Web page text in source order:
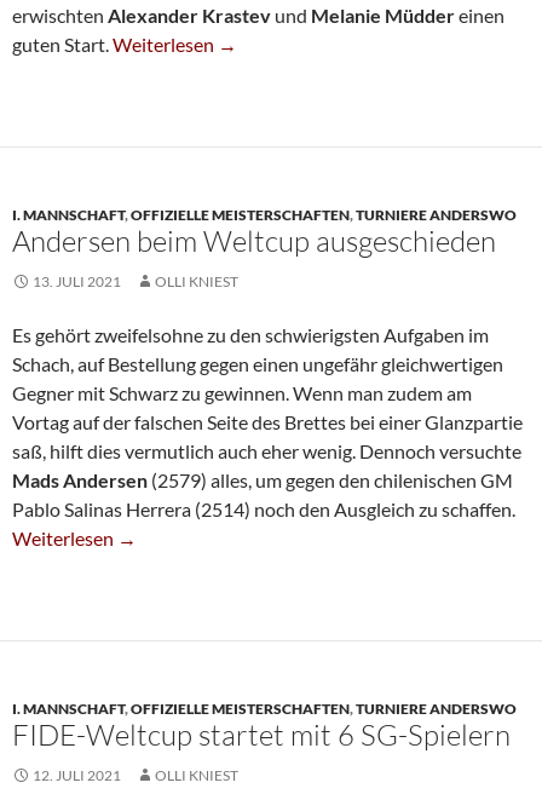
erwischten Alexander Krastev und Melanie Müddereinen
guten Start.Guter Start Für Krastev Und Müdder In Dortmund
Weiterlesen →
I. MANNSCHAFT,OFFIZIELLE MEISTERSCHAFTEN,TURNIERE ANDERSWO
Andersen beim Weltcup ausgeschieden
13. JULI 2021 OLLI KNIEST
Es gehört zweifelsohne zu den schwierigsten Aufgaben im
Schach, auf Bestellung gegen einen ungefähr gleichwertigen
Gegner mit Schwarz zu gewinnen. Wenn man zudem am
Vortag auf der falschen Seite des Brettes bei einer Glanzpartie
saß, hilft dies vermutlich auch eher wenig. Dennoch versuchte
Mads Andersen (2579) alles, um gegen den chilenischen GM
Pablo Salinas Herrera (2514) noch den Ausgleich zu schaffen.
Andersen Beim Weltcup Ausgeschieden
Weiterlesen →
I. MANNSCHAFT,OFFIZIELLE MEISTERSCHAFTEN,TURNIERE ANDERSWO
FIDE-Weltcup startet mit 6 SG-Spielern
12. JULI 2021 OLLI KNIEST